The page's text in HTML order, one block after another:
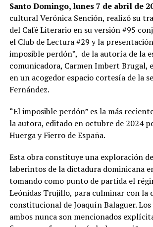
Santo Domingo, lunes 7 de abril de
cultural Verónica Sención, realizó su
del Café Literario en su versión #95
el Club de Lectura #29 y la
imposible perdón”, de la autoría de la
comunicadora, Carmen Imbert Brugal,
en un acogedor espacio cortesía de la
Fernández.
“El imposible perdón” es la más
la autora, editado en octubre de 2024
Huerga y Fierro de España.
Esta obra constituye una exploración
laberintos de la dictadura dominicana
tomando como punto de partida el
Leónidas Trujillo, para culminar con la
constitucional de Joaquín Balaguer.
ambos nunca son mencionados